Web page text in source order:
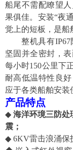
船尾不需配瞭望
果俱佳。 安装“夜
觉上的短板， 是船
整机具有
坚固并全密封，
每小时1 50公里下
耐高低温特性良
应于各类船舶安装
产品特点
◆ 海洋环境三防处
震；
◆ 6KV雷击浪涌保